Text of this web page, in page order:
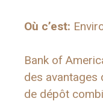
Où c’est:
Bank of
des avantages
de dépôt